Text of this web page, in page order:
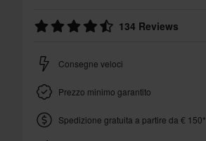
134 Reviews
Consegne veloci
Prezzo minimo garantito
Spedizione gratuita a partire da € 150*